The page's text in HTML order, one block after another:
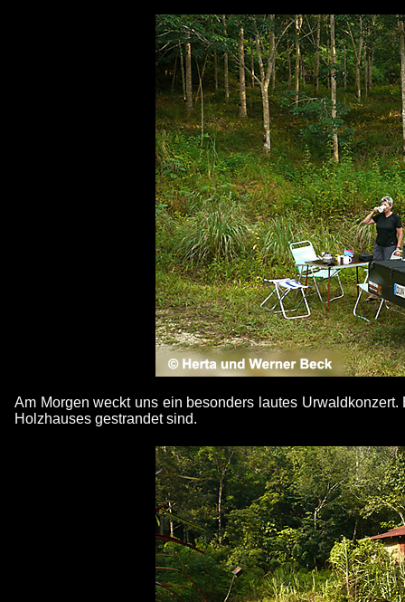
Am Morgen weckt uns ein besonders lautes
Holzhauses gestrandet sind.